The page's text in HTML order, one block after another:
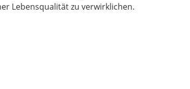
Lebensqualität zu verwirklichen.